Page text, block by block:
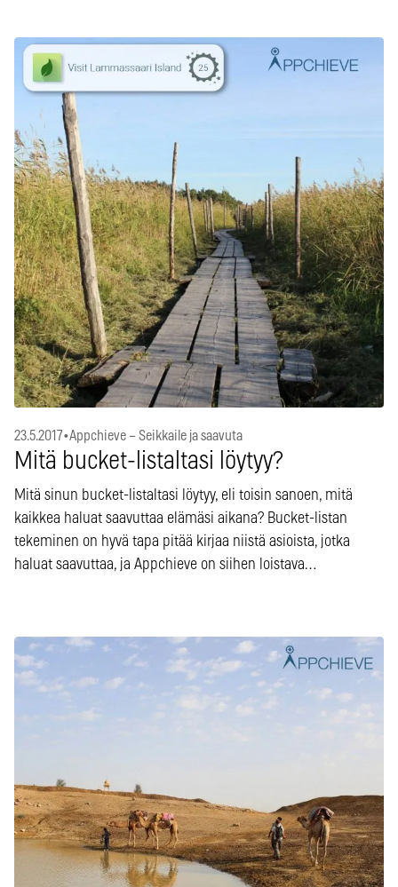
23.5.2017•Appchieve – Seikkaile ja saavuta
Mitä bucket-listaltasi löytyy?
Mitä sinun bucket-listaltasi löytyy, eli toisin sanoen, mitä
kaikkea haluat saavuttaa elämäsi aikana? Bucket-listan
tekeminen on hyvä tapa pitää kirjaa niistä asioista, jotka
haluat saavuttaa, ja Appchieve on siihen loistava…